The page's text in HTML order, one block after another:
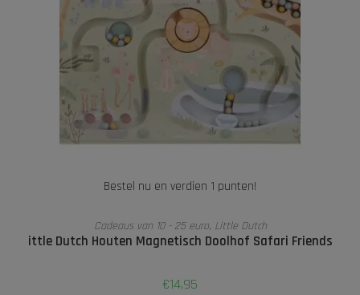
Bestel nu en verdien 1 punten!
TOEVOEGEN AAN WINKELWAGEN
Cadeaus van 10 - 25 euro, Little Dutch
ittle Dutch Houten Magnetisch Doolhof Safari Friends
€14,95